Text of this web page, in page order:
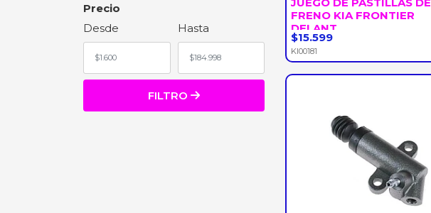
REFRIGERACION
SUSPENSION
MOTOR
MANGUERAS
Precio
Desde
Hasta
FILTRO
JUEGO DE PASTILLAS DE
FRENO KIA FRONTIER
DELANT...
-
$15.599
KI00181